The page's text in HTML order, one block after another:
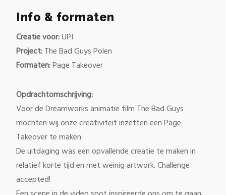
Info & formaten
Creatie voor:UPI
Project:The Bad Guys Polen
Formaten:Page Takeover
Opdrachtomschrijving:
Voor de Dreamworks animatie film The Bad Guys
mochten wij onze creativiteit inzetten een Page
Takeover te maken.
De uitdaging was een opvallende creatie te maken in
relatief korte tijd en met weinig artwork. Challenge
accepted!